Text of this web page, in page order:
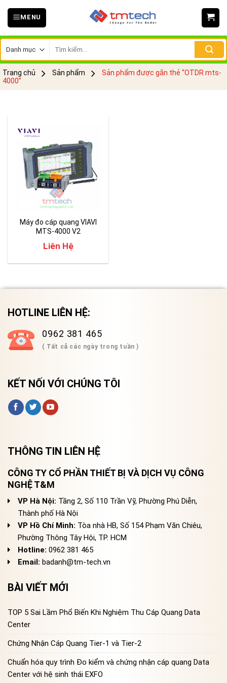
Skip
MENU
kiếm:
Trang chủ Sản phẩm
Sản phẩm được gắn thẻ “OTDR mts-
4000”
Máy đo cáp quang VIAVI
MTS-4000 V2
Liên Hệ
HOTLINE LIÊN HỆ:
0962 381 465
( Tất cả các ngày trong tuần )
KẾT NỐI VỚI CHÚNG TÔI
THÔNG TIN LIÊN HỆ
CÔNG TY CỔ PHẦN THIẾT BỊ VÀ DỊCH VỤ CÔNG
NGHỆ T&M
VP Hà Nội: Tầng 2, Số 110 Trần Vỹ, Phường Phú Diễn,
Thành phố Hà Nội
VP Hồ Chí Minh: Tòa nhà HB, Số 154 Phạm Văn Chiêu,
Phường Thông Tây Hội, TP. HCM
Hotline: 0962 381 465
Email: badanh@tm-tech.vn
BÀI VIẾT MỚI
TOP 5 Sai Lầm Phổ Biến Khi Nghiệm Thu Cáp Quang Data
Center
Chứng Nhận Cáp Quang Tier-1 và Tier-2
Chuẩn hóa quy trình Đo kiểm và chứng nhận cáp quang Data
Center với hệ sinh thái EXFO